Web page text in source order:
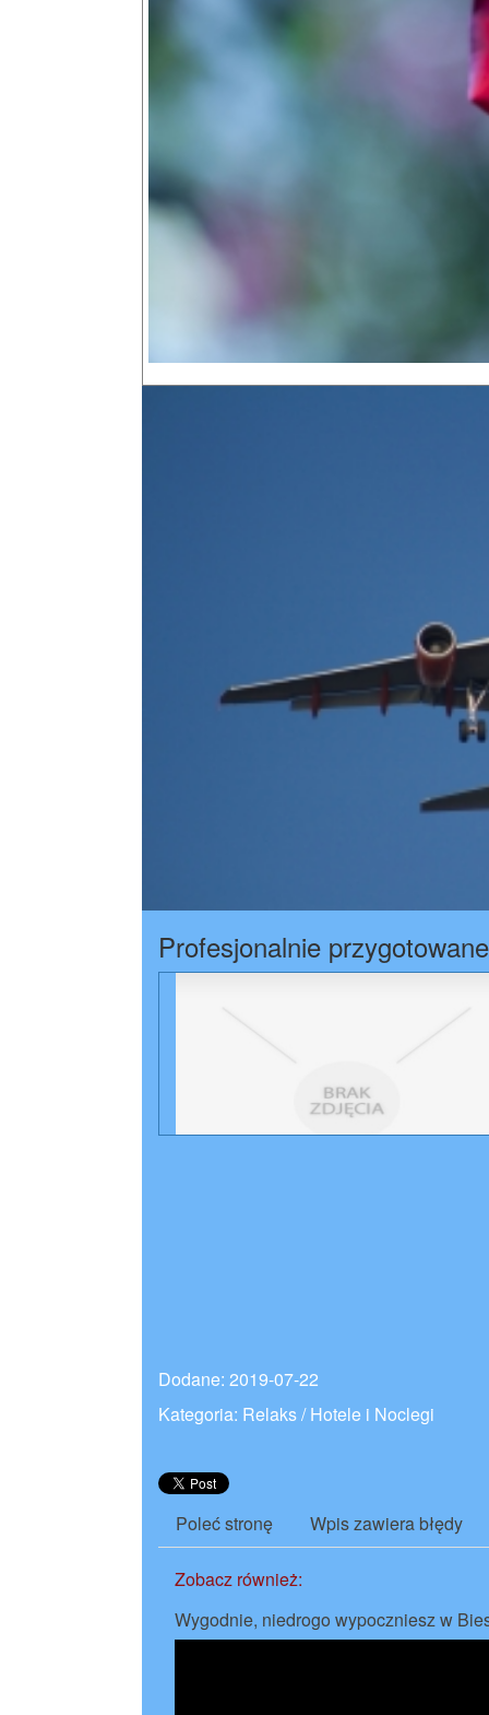
Profesjonalnie
Dodane: 2019-07-22
Kategoria: Relaks / Hotele i Noclegi
Poleć stronę Wpis zawiera błędy
Zobacz również:
Wygodnie, niedrogo wypoczniesz w